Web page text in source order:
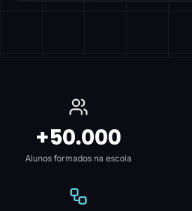
+50.000
Alunos formados na escola